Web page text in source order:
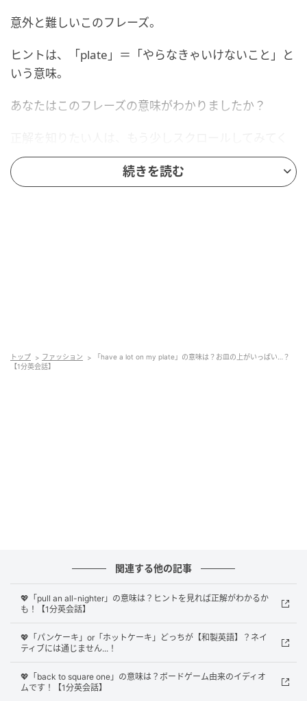
意外と難しいこのフレーズ。
ヒントは、「plate」＝「やらなきゃいけないこと」と
いう意味。
あなたはこのフレーズの意味がわかりましたか？
ださい。
Ray(レイ)
「I have a lot on my plate right now, so I might not
be able to help you with that.」
（今、やることがたくさんあって、それを手伝うこと
ができないかもしれません）
あなたはわかりましたか？
続きを読む
トップ ファッション
「have a lot on my plate」の意味は？お皿の上がいっぱい…？
【1分英会話】
関連する他の記事
💖「pull an all-nighter」の意味は？ヒントを見れば正解がわかるか
も！【1分英会話】
💖「パンケーキ」or「ホットケーキ」どっちが【和製英語】？ネイ
ティブには通じません...！
💖「back to square one」の意味は？ボードゲーム由来のイディオ
ムです！【1分英会話】